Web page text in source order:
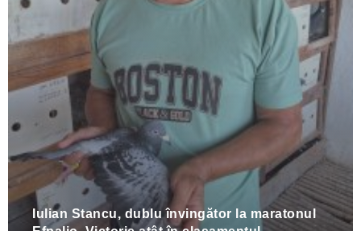
Iulian Stancu, dublu învingător la maratonul